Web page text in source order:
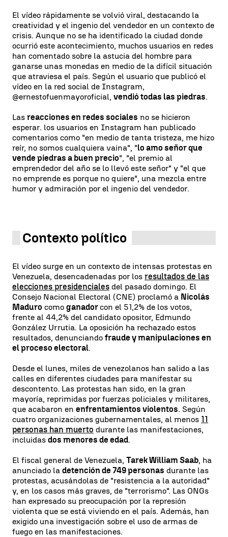
El vídeo rápidamente se volvió viral, destacando la
creatividad y el ingenio del vendedor en un contexto de
crisis. Aunque no se ha identificado la ciudad donde
ocurrió este acontecimiento, muchos usuarios en redes
han comentado sobre la astucia del hombre para
ganarse unas monedas en medio de la difícil situación
que atraviesa el país. Según el usuario que publicó el
vídeo en la red social de Instagram,
@ernestofuenmayoroficial, vendió todas las piedras.
Las reacciones en redes sociales no se hicieron
esperar. los usuarios en Instagram han publicado
comentarios como "en medio de tanta tristeza, me hizo
reír, no somos cualquiera vaina", "lo amo señor que
vende piedras a buen precio", "el premio al
emprendedor del año se lo llevó este señor" y "el que
no emprende es porque no quiere", una mezcla entre
humor y admiración por el ingenio del vendedor.
Contexto político
El vídeo surge en un contexto de intensas protestas en
Venezuela, desencadenadas por los resultados de las
elecciones presidenciales del pasado domingo. El
Consejo Nacional Electoral (CNE) proclamó a Nicolás
Maduro como ganadorcon el 51,2% de los votos,
frente al 44,2% del candidato opositor, Edmundo
González Urrutia. La oposición ha rechazado estos
resultados, denunciando fraude y manipulaciones en
el proceso electoral.
Desde el lunes, miles de venezolanos han salido a las
calles en diferentes ciudades para manifestar su
descontento. Las protestas han sido, en la gran
mayoría, reprimidas por fuerzas policiales y militares,
que acabaron en enfrentamientos violentos. Según
cuatro organizaciones gubernamentales, al menos 11
personas han muerto durante las manifestaciones,
incluidas dos menores de edad.
El fiscal general de Venezuela, Tarek William Saab, ha
anunciado la detención de 749 personas durante las
protestas, acusándolas de "resistencia a la autoridad"
y, en los casos más graves, de "terrorismo". Las ONGs
han expresado su preocupación por la represión
violenta que se está viviendo en el país. Además, han
exigido una investigación sobre el uso de armas de
fuego en las manifestaciones.